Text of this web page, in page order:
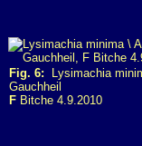
Fig. 6: Lysimachia
Gauchheil
F Bitche 4.9.2010